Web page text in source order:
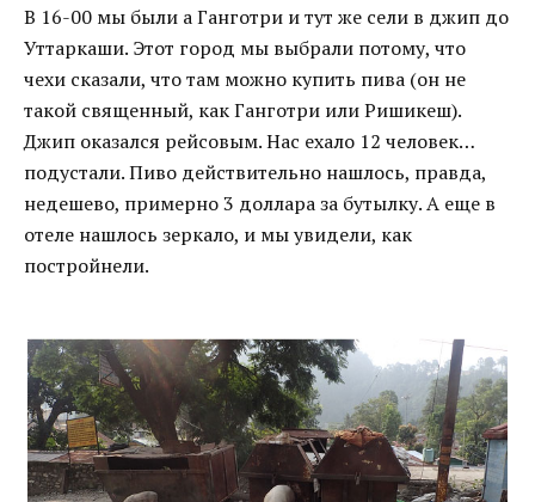
В 16-00 мы были а Ганготри и тут же сели в джип до
Уттаркаши. Этот город мы выбрали потому, что
чехи сказали, что там можно купить пива (он не
такой священный, как Ганготри или Ришикеш).
Джип оказался рейсовым. Нас ехало 12 человек…
подустали. Пиво действительно нашлось, правда,
недешево, примерно 3 доллара за бутылку. А еще в
отеле нашлось зеркало, и мы увидели, как
постройнели.